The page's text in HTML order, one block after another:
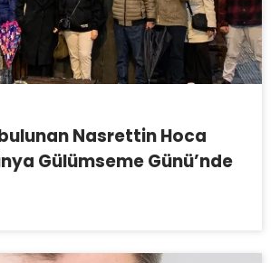
Nasrettin Hoca
Gülümseme Günü’nde